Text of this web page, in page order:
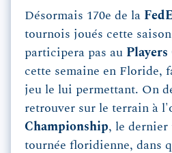
Désormais 170e de la
tournois joués cette
participera pas au
cette semaine en Floride,
jeu le lui permettant. On
retrouver sur le terrain à
Championship, le dernier
tournée floridienne, dans